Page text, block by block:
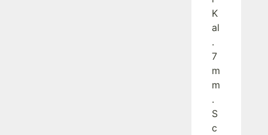
K
al
.
7
m
m
.
S
c